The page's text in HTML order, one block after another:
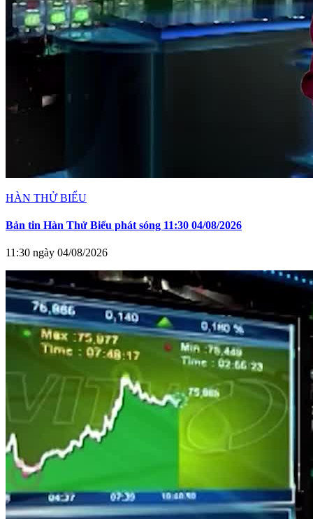
HÀN THỬ BIỂU
Bản tin Hàn Thử Biểu phát sóng 11:30 04/08/2026
11:30 ngày 04/08/2026